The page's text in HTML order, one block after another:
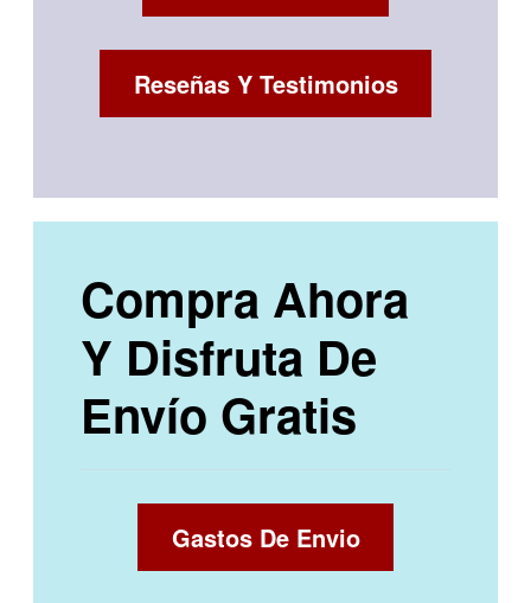
Reseñas Y Testimonios
Compra Ahora
Y Disfruta De
Envío Gratis
Gastos De Envio